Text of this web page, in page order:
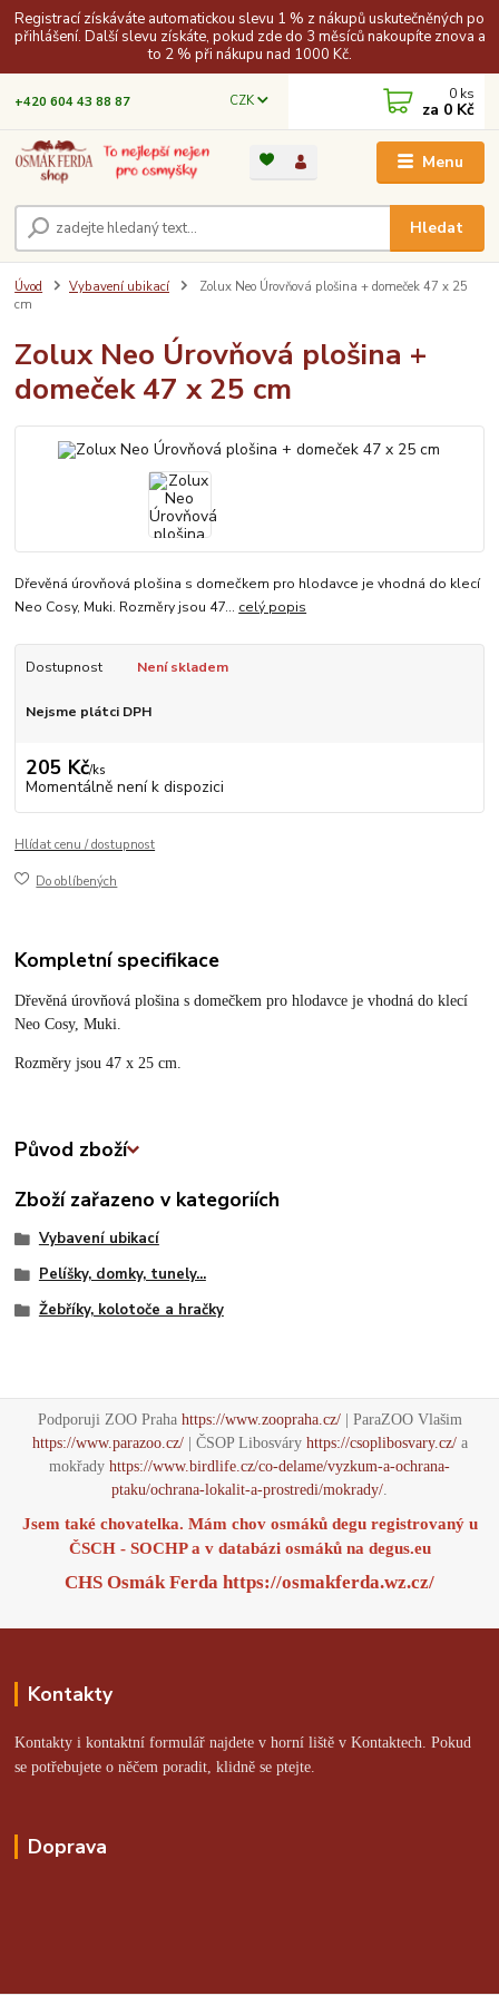
Registrací získáváte automatickou slevu 1 % z nákupů uskutečněných po
přihlášení. Další slevu získáte, pokud zde do 3 měsíců nakoupíte znova a
to 2 % při nákupu nad 1000 Kč.
Menu
CZK
Hledat
+420 604 43 88 87 0 ks
za 0 Kč
Úvod Vybavení ubikací
Zolux Neo Úrovňová plošina + domeček 47 x 25
cm
Zolux Neo Úrovňová plošina +
domeček 47 x 25 cm
Dřevěná úrovňová plošina s domečkem pro hlodavce je vhodná do klecí
Neo Cosy, Muki. Rozměry jsou 47... celý popis
Dostupnost Není skladem
Nejsme plátci DPH
205 Kč/ks
Momentálně není k dispozici
Hlídat cenu / dostupnost
Do oblíbených
Kompletní specifikace
Dřevěná úrovňová plošina s domečkem pro hlodavce je vhodná do klecí
Neo Cosy, Muki.
Rozměry jsou 47 x 25 cm.
Původ zboží
Zboží zařazeno v kategoriích
Vybavení ubikací
Pelíšky, domky, tunely...
Žebříky, kolotoče a hračky
Podporuji ZOO Praha https://www.zoopraha.cz/| ParaZOO Vlašim
https://www.parazoo.cz/| ČSOP Libosváry https://csoplibosvary.cz/a
mokřady https://www.birdlife.cz/co-delame/vyzkum-a-ochrana-
ptaku/ochrana-lokalit-a-prostredi/mokrady/.
Jsem také chovatelka. Mám chov osmáků degu registrovaný u
ČSCH - SOCHP a v databázi osmáků na degus.eu
CHS Osmák Ferda https://osmakferda.wz.cz/
Kontakty
Kontakty i kontaktní formulář najdete v horní liště v Kontaktech. Pokud
se potřebujete o něčem poradit, klidně se ptejte.
Doprava